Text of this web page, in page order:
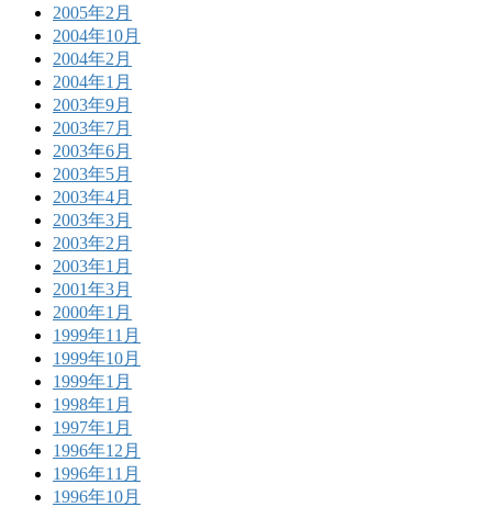
2005年2月
2004年10月
2004年2月
2004年1月
2003年9月
2003年7月
2003年6月
2003年5月
2003年4月
2003年3月
2003年2月
2003年1月
2001年3月
2000年1月
1999年11月
1999年10月
1999年1月
1998年1月
1997年1月
1996年12月
1996年11月
1996年10月